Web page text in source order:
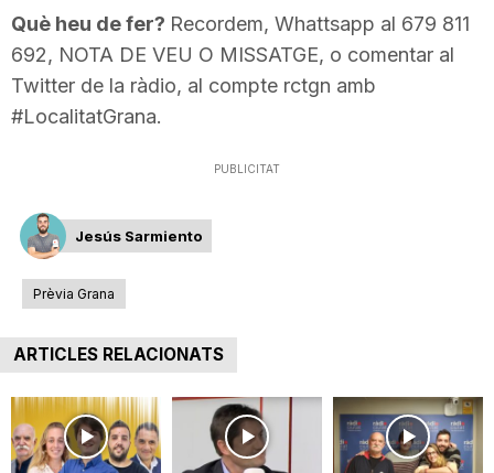
o
a
Què heu de fer? Recordem, Whattsapp al 679 811
692, NOTA DE VEU O MISSATGE, o comentar al
Twitter de la ràdio, al compte rctgn amb
#LocalitatGrana.
PUBLICITAT
Jesús Sarmiento
Prèvia Grana
ARTICLES RELACIONATS